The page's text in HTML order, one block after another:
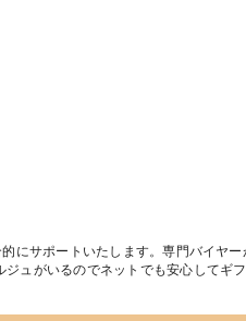
にサポートいたします。専門バイヤ
ュがいるのでネットでも安心してギフ